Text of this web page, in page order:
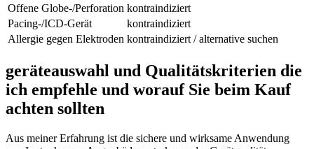
Offene Globe-/Perforation kontraindiziert
Pacing-/ICD-Gerät
kontraindiziert
Allergie‍ gegen Elektroden kontraindiziert / ⁣alternative suchen
geräteauswahl​ und Qualitätskriterien die
ich‌ empfehle‍ und worauf Sie beim Kauf
achten sollten
Aus meiner Erfahrung ist die sichere ⁢und wirksame Anwendung